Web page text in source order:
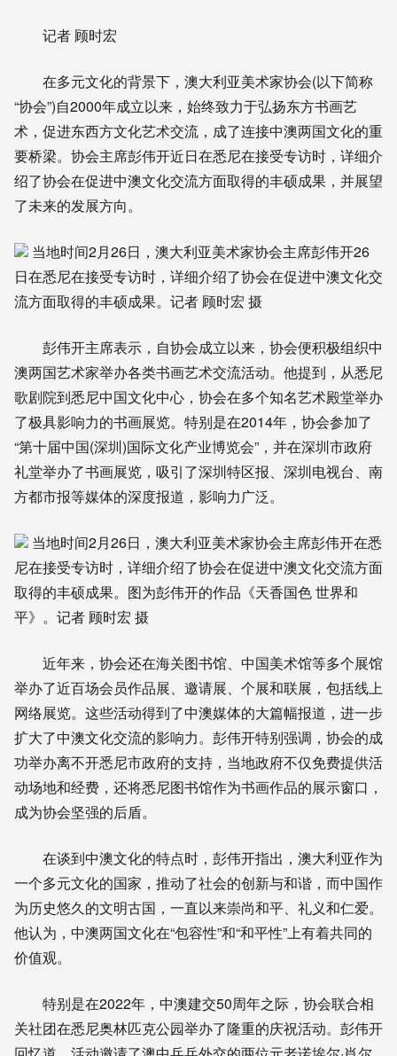
记者 顾时宏
在多元文化的背景下，澳大利亚美术家协会(以下简称
“协会”)自2000年成立以来，始终致力于弘扬东方书画艺
术，促进东西方文化艺术交流，成了连接中澳两国文化的重
要桥梁。协会主席彭伟开近日在悉尼在接受专访时，详细介
绍了协会在促进中澳文化交流方面取得的丰硕成果，并展望
了未来的发展方向。
当地时间2月26日，澳大利亚美术家协会主席彭伟开26
日在悉尼在接受专访时，详细介绍了协会在促进中澳文化交
流方面取得的丰硕成果。记者 顾时宏 摄
彭伟开主席表示，自协会成立以来，协会便积极组织中
澳两国艺术家举办各类书画艺术交流活动。他提到，从悉尼
歌剧院到悉尼中国文化中心，协会在多个知名艺术殿堂举办
了极具影响力的书画展览。特别是在2014年，协会参加了
“第十届中国(深圳)国际文化产业博览会”，并在深圳市政府
礼堂举办了书画展览，吸引了深圳特区报、深圳电视台、南
方都市报等媒体的深度报道，影响力广泛。
当地时间2月26日，澳大利亚美术家协会主席彭伟开在悉
尼在接受专访时，详细介绍了协会在促进中澳文化交流方面
取得的丰硕成果。图为彭伟开的作品《天香国色 世界和
平》。记者 顾时宏 摄
近年来，协会还在海关图书馆、中国美术馆等多个展馆
举办了近百场会员作品展、邀请展、个展和联展，包括线上
网络展览。这些活动得到了中澳媒体的大篇幅报道，进一步
扩大了中澳文化交流的影响力。彭伟开特别强调，协会的成
功举办离不开悉尼市政府的支持，当地政府不仅免费提供活
动场地和经费，还将悉尼图书馆作为书画作品的展示窗口，
成为协会坚强的后盾。
在谈到中澳文化的特点时，彭伟开指出，澳大利亚作为
一个多元文化的国家，推动了社会的创新与和谐，而中国作
为历史悠久的文明古国，一直以来崇尚和平、礼义和仁爱。
他认为，中澳两国文化在“包容性”和“和平性”上有着共同的
价值观。
特别是在2022年，中澳建交50周年之际，协会联合相
关社团在悉尼奥林匹克公园举办了隆重的庆祝活动。彭伟开